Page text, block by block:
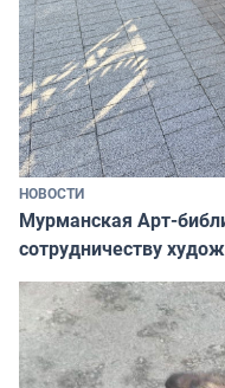
НОВОСТИ
Мурманская Арт-
сотрудничеству